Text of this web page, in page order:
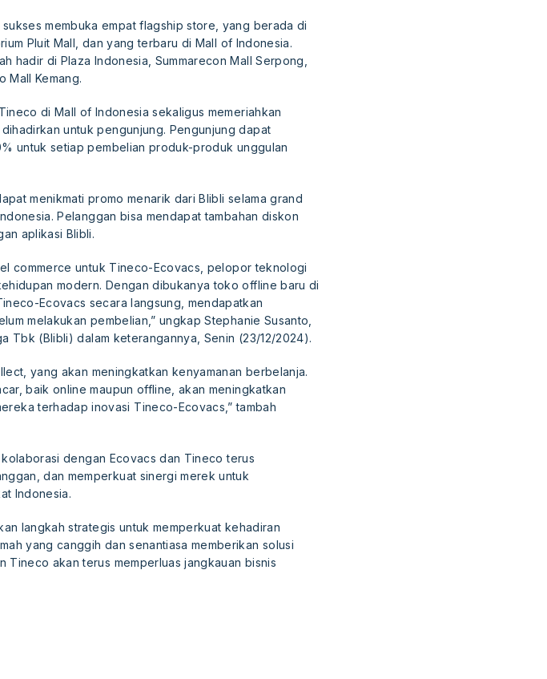
membuka empat flagship store, yang berada di
Pluit Mall, dan yang terbaru di Mall of Indonesia.
hadir di Plaza Indonesia, Summarecon Mall Serpong,
Mall Kemang.
di Mall of Indonesia sekaligus memeriahkan
untuk pengunjung. Pengunjung dapat
untuk setiap pembelian produk-produk unggulan
menikmati promo menarik dari Blibli selama grand
Pelanggan bisa mendapat tambahan diskon
aplikasi Blibli.
commerce untuk Tineco-Ecovacs, pelopor teknologi
modern. Dengan dibukanya toko offline baru di
Ecovacs secara langsung, mendapatkan
melakukan pembelian,” ungkap Stephanie Susanto,
Tbk (Blibli) dalam keterangannya, Senin (23/12/2024).
yang akan meningkatkan kenyamanan berbelanja.
baik online maupun offline, akan meningkatkan
terhadap inovasi Tineco-Ecovacs,” tambah
dengan Ecovacs dan Tineco terus
dan memperkuat sinergi merek untuk
Indonesia.
langkah strategis untuk memperkuat kehadiran
yang canggih dan senantiasa memberikan solusi
Tineco akan terus memperluas jangkauan bisnis